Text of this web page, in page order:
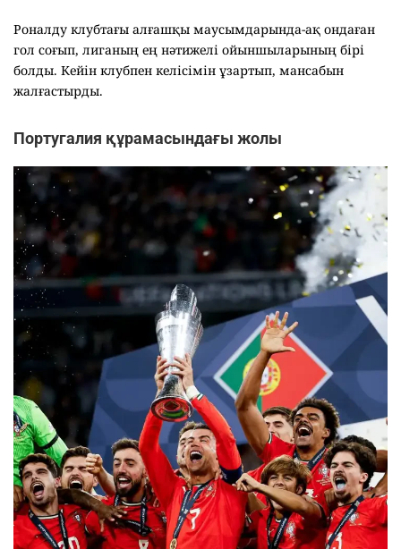
Роналду клубтағы алғашқы маусымдарында-ақ ондаған
гол соғып, лиганың ең нәтижелі ойыншыларының бірі
болды. Кейін клубпен келісімін ұзартып, мансабын
жалғастырды.
Португалия құрамасындағы жолы